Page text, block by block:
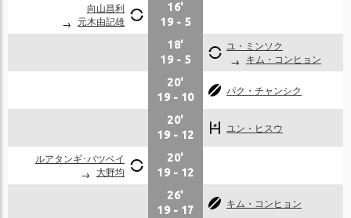
向山昌利
元木由記雄
16'
19 - 5
18'
19 - 5
ユ・ミンソク
キム・コンヒョン
20'
19 - 10
パク・チャンシク
20'
19 - 12
ユン・ヒスウ
ルアタンギ･バツベイ
大野均
20'
19 - 12
26'
19 - 17
キム・コンヒョン